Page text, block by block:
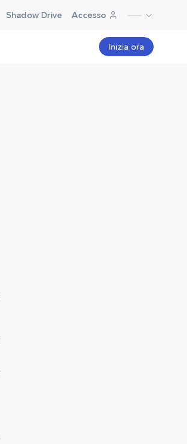
Shadow Drive Accesso
Inizia ora